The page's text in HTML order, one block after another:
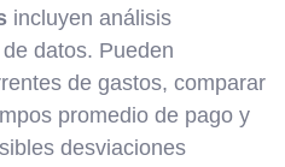
incluyen análisis
datos. Pueden
de gastos, comparar
promedio de pago y
desviaciones